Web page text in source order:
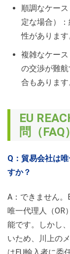
順調なケー
定な場合）
性があります
複雑なケー
の交渉が難
合もあります
EU
問（FAQ）
Q：貿易会社は
すか？
A：できません。
唯一代理人（OR
能です。しかし
いため、川上の